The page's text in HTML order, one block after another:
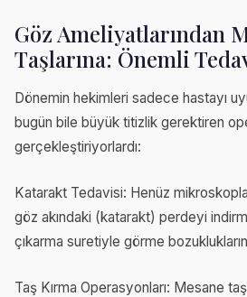
Göz Ameliyatlarından
Taşlarına: Önemli
Dönemin hekimleri sadece hastayı
bugün bile büyük titizlik gerektiren
gerçekleştiriyorlardı:
Katarakt Tedavisi: Henüz
göz akındaki (katarakt) perdeyi
çıkarma suretiyle görme
Taş Kırma Operasyonları: Mesane